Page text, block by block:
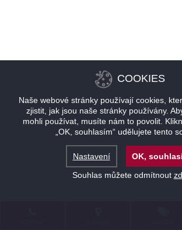
COOKIES
Naše webové stránky používají cookies,
zjistit, jak jsou naše stránky používány.
mohli používat, musíte nám to povolit.
„OK, souhlasím“ udělujete tento
Nastavení
OK,
Souhlas můžete odmítnout